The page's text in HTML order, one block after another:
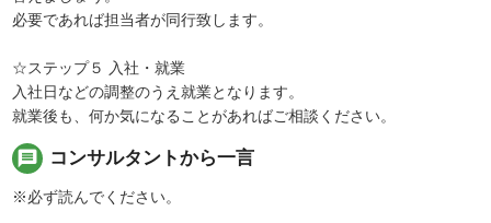
必要であれば担当者が同行致します。
☆ステップ５ 入社・就業
入社日などの調整のうえ就業となります。
就業後も、何か気になることがあればご相談ください。
message コンサルタントから一言
※必ず読んでください。